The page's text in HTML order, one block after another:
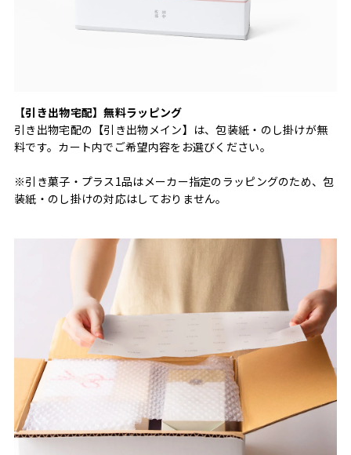
【引き出物宅配】無料ラッピング
引き出物宅配の【引き出物メイン】は、包装紙・のし掛けが無
料です。カート内でご希望内容をお選びください。
※引き菓子・プラス1品はメーカー指定のラッピングのため、包
装紙・のし掛けの対応はしておりません。